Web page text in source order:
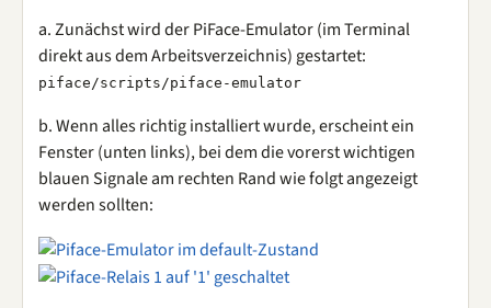
a. Zunächst wird der PiFace-Emulator (im Terminal
direkt aus dem Arbeitsverzeichnis) gestartet:
piface/scripts/piface-emulator
b. Wenn alles richtig installiert wurde, erscheint ein
Fenster (unten links), bei dem die vorerst wichtigen
blauen Signale am rechten Rand wie folgt angezeigt
werden sollten: